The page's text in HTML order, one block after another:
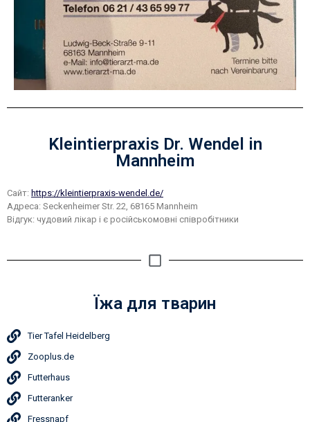
Kleintierpraxis Dr. Wendel in
Mannheim
Сайт: https://kleintierpraxis-wendel.de/
Адреса: Seckenheimer Str. 22, 68165 Mannheim
Відгук: чудовий лікар і є російськомовні співробітники
Їжа для тварин
Tier Tafel Heidelberg
Zooplus.de
Futterhaus
Futteranker
Fressnapf